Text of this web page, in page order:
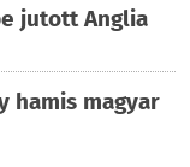
jutott Anglia
hamis magyar